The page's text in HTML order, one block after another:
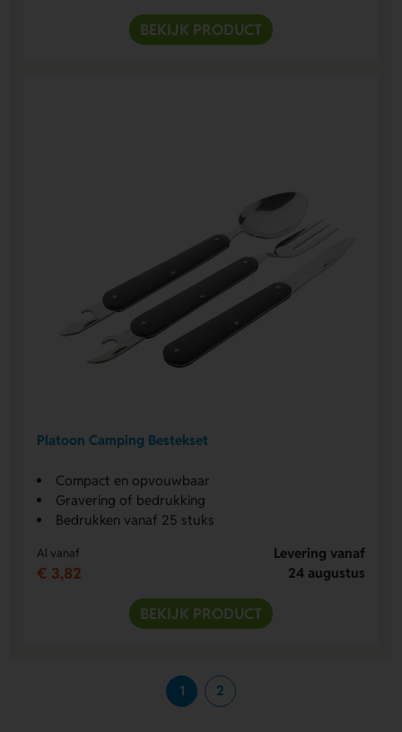
BEKIJK PRODUCT
Platoon Camping Bestekset
Compact en opvouwbaar
Gravering of bedrukking
Bedrukken vanaf 25 stuks
Al vanaf
€ 3,82
Levering vanaf
24 augustus
BEKIJK PRODUCT
1 2